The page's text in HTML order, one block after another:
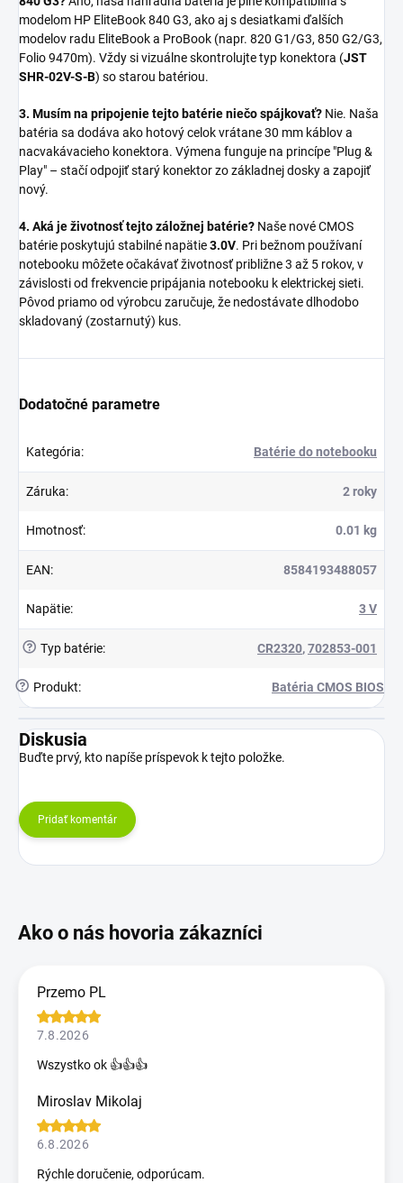
modelom HP EliteBook 840 G3, ako aj s desiatkami ďalších
modelov radu EliteBook a ProBook (napr. 820 G1/G3, 850 G2/G3,
Folio 9470m). Vždy si vizuálne skontrolujte typ konektora (JST
SHR-02V-S-B) so starou batériou.
3. Musím na pripojenie tejto batérie niečo spájkovať? Nie. Naša
batéria sa dodáva ako hotový celok vrátane 30 mm káblov a
nacvakávacieho konektora. Výmena funguje na princípe "Plug &
Play" – stačí odpojiť starý konektor zo základnej dosky a zapojiť
nový.
4. Aká je životnosť tejto záložnej batérie? Naše nové CMOS
batérie poskytujú stabilné napätie3.0V. Pri bežnom používaní
notebooku môžete očakávať životnosť približne 3 až 5 rokov, v
závislosti od frekvencie pripájania notebooku k elektrickej sieti.
Pôvod priamo od výrobcu zaručuje, že nedostávate dlhodobo
skladovaný (zostarnutý) kus.
Dodatočné parametre
Kategória: Batérie do notebooku
Záruka: 2 roky
Hmotnosť: 0.01 kg
EAN: 8584193488057
Napätie: 3 V
? Typ batérie: CR2320,702853-001
? Produkt: Batéria CMOS BIOS
Diskusia
Buďte prvý, kto napíše príspevok k tejto položke.
Pridať komentár
Przemo PL
7.8.2026
Wszystko ok 👍👍👍
Miroslav Mikolaj
6.8.2026
Rýchle doručenie, odporúcam.